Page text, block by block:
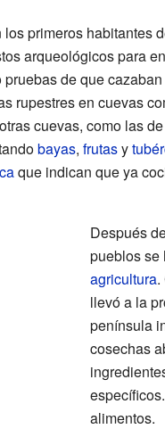
primeros habitantes
arqueológicos para
de que
rupestres en cuevas
cuevas, como las
bayas, frutasy
que indican que ya
Después
pueblos se
agricultura.
llevó a la
península
cosechas
alimentos.